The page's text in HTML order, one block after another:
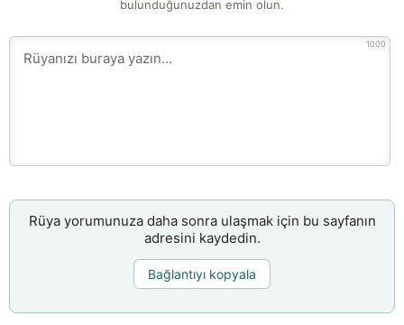
bulunduğunuzdan emin olun.
1000
Rüya yorumunuza daha sonra ulaşmak için bu sayfanın
adresini kaydedin.
Bağlantıyı kopyala